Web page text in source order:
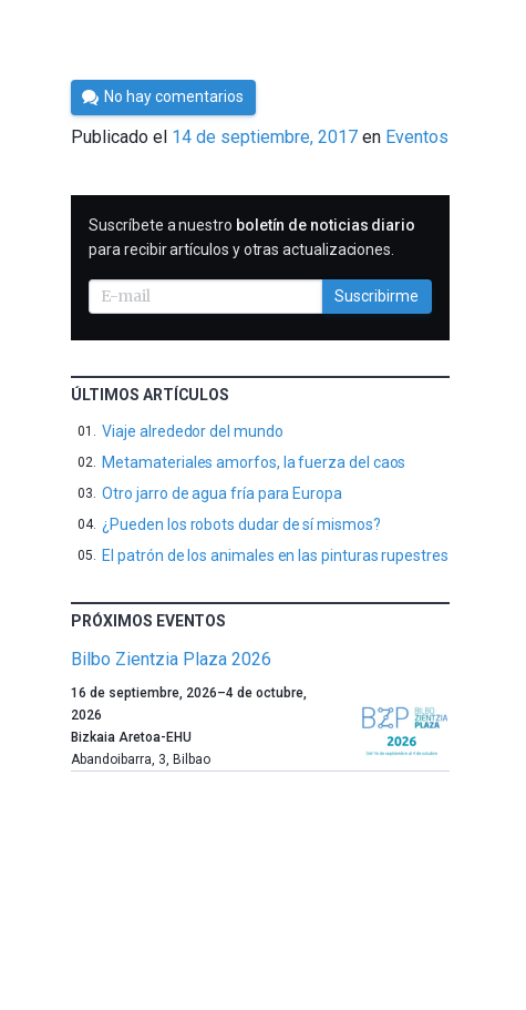
Por
Cultura
Cientifica
No hay comentarios
Publicado el 14 de septiembre, 2017 en Eventos
SUSCRIBIRME
Suscríbete a nuestro boletín de noticias diario
para recibir artículos y otras actualizaciones.
Suscribirme
ÚLTIMOS ARTÍCULOS
Viaje alrededor del mundo
Metamateriales amorfos, la fuerza del caos
Otro jarro de agua fría para Europa
¿Pueden los robots dudar de sí mismos?
El patrón de los animales en las pinturas rupestres
PRÓXIMOS EVENTOS
Bilbo Zientzia Plaza 2026
Un
año
más,
Bilbao
16 de septiembre, 2026–4 de octubre,
2026
Bizkaia Aretoa-EHU
Abandoibarra, 3, Bilbao